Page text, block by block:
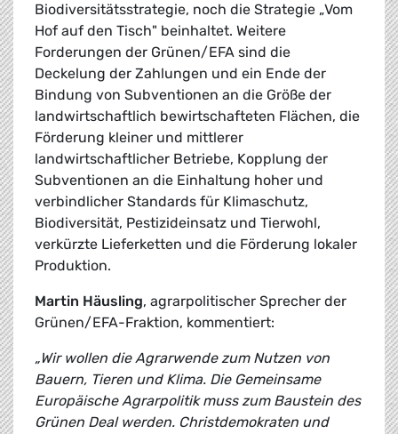
Biodiversitätsstrategie, noch die Strategie „Vom
Hof auf den Tisch" beinhaltet. Weitere
Forderungen der Grünen/EFA sind die
Deckelung der Zahlungen und ein Ende der
Bindung von Subventionen an die Größe der
landwirtschaftlich bewirtschafteten Flächen, die
Förderung kleiner und mittlerer
landwirtschaftlicher Betriebe, Kopplung der
Subventionen an die Einhaltung hoher und
verbindlicher Standards für Klimaschutz,
Biodiversität, Pestizideinsatz und Tierwohl,
verkürzte Lieferketten und die Förderung lokaler
Produktion.
Martin Häusling, agrarpolitischer Sprecher der
Grünen/EFA-Fraktion, kommentiert:
„Wir wollen die Agrarwende zum Nutzen von
Bauern, Tieren und Klima. Die Gemeinsame
Europäische Agrarpolitik muss zum Baustein des
Grünen Deal werden. Christdemokraten und